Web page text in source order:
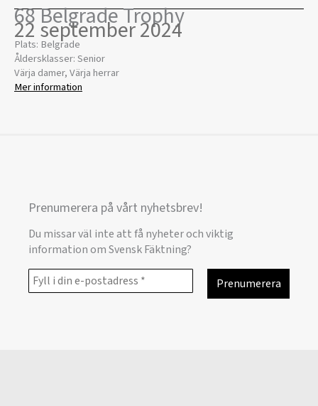
68 Belgrade Trophy
22 september 2024
Plats: Belgrade
Åldersklasser: Senior
Värja damer, Värja herrar
Mer information
Prenumerera på vårt nyhetsbrev!
Du missar väl inte att få nyheter och viktig
information om Svensk Fäktning?